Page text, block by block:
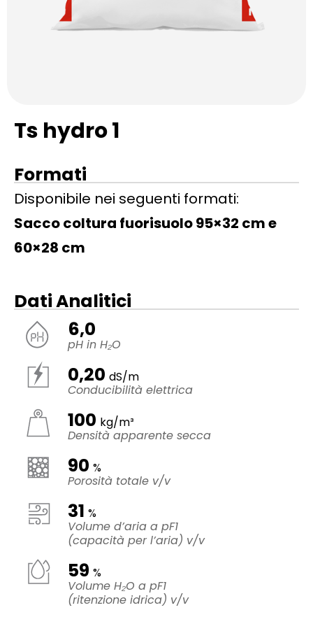
Ts hydro 1
Formati
Disponibile nei seguenti formati:
Sacco coltura fuorisuolo 95×32 cm e
60×28 cm
Dati Analitici
6,0
pH in H₂O
0,20dS/m
Conducibilità elettrica
100 kg/m³
Densità apparente secca
90%
Porosità totale v/v
31%
Volume d’aria a pF1
(capacità per l’aria) v/v
59%
Volume H₂O a pF1
(ritenzione idrica) v/v